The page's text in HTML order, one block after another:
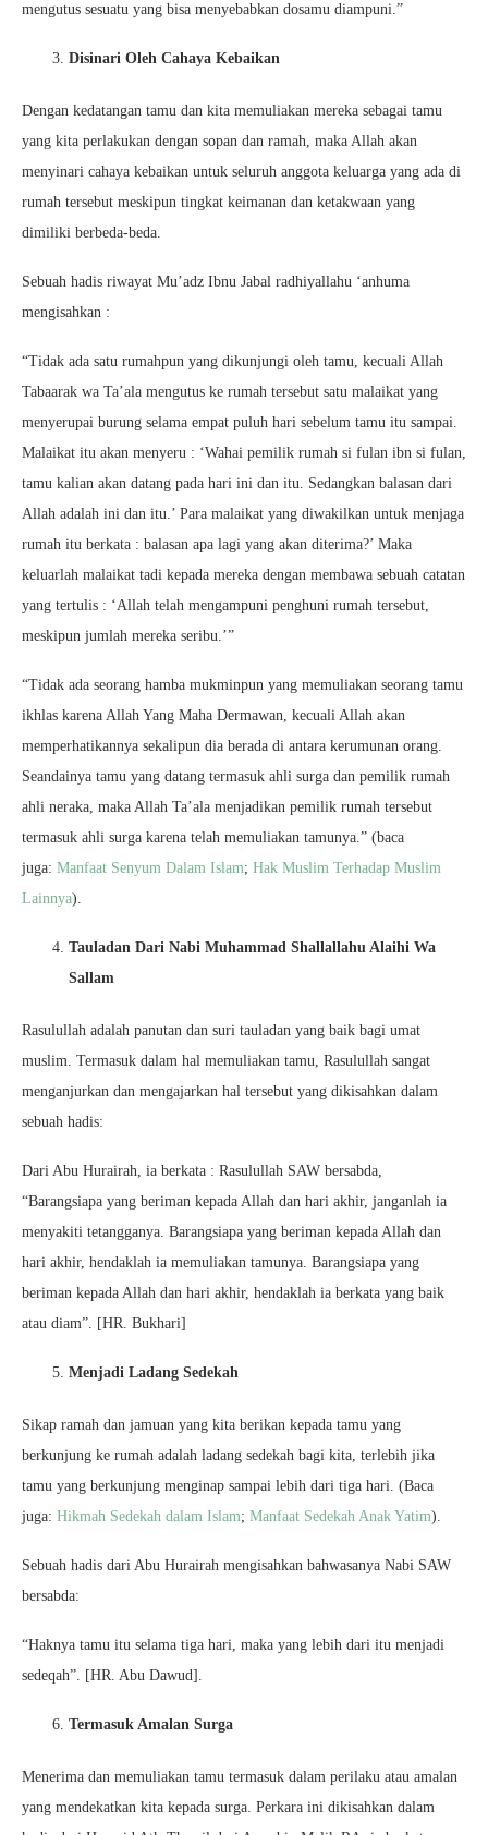
mengutus sesuatu yang bisa menyebabkan dosamu diampuni.”
Disinari Oleh Cahaya Kebaikan
Dengan kedatangan tamu dan kita memuliakan mereka sebagai tamu
yang kita perlakukan dengan sopan dan ramah, maka Allah akan
menyinari cahaya kebaikan untuk seluruh anggota keluarga yang ada di
rumah tersebut meskipun tingkat keimanan dan ketakwaan yang
dimiliki berbeda-beda.
Sebuah hadis riwayat Mu’adz Ibnu Jabal radhiyallahu ‘anhuma
mengisahkan :
“Tidak ada satu rumahpun yang dikunjungi oleh tamu, kecuali Allah
Tabaarak wa Ta’ala mengutus ke rumah tersebut satu malaikat yang
menyerupai burung selama empat puluh hari sebelum tamu itu sampai.
Malaikat itu akan menyeru : ‘Wahai pemilik rumah si fulan ibn si fulan,
tamu kalian akan datang pada hari ini dan itu. Sedangkan balasan dari
Allah adalah ini dan itu.’ Para malaikat yang diwakilkan untuk menjaga
rumah itu berkata : balasan apa lagi yang akan diterima?’ Maka
keluarlah malaikat tadi kepada mereka dengan membawa sebuah catatan
yang tertulis : ‘Allah telah mengampuni penghuni rumah tersebut,
meskipun jumlah mereka seribu.’”
“Tidak ada seorang hamba mukminpun yang memuliakan seorang tamu
ikhlas karena Allah Yang Maha Dermawan, kecuali Allah akan
memperhatikannya sekalipun dia berada di antara kerumunan orang.
Seandainya tamu yang datang termasuk ahli surga dan pemilik rumah
ahli neraka, maka Allah Ta’ala menjadikan pemilik rumah tersebut
termasuk ahli surga karena telah memuliakan tamunya.” (baca
juga: Manfaat Senyum Dalam Islam; Hak Muslim Terhadap Muslim
Lainnya).
Tauladan Dari Nabi Muhammad Shallallahu Alaihi Wa
Sallam
Rasulullah adalah panutan dan suri tauladan yang baik bagi umat
muslim. Termasuk dalam hal memuliakan tamu, Rasulullah sangat
menganjurkan dan mengajarkan hal tersebut yang dikisahkan dalam
sebuah hadis:
Dari Abu Hurairah, ia berkata : Rasulullah SAW bersabda,
“Barangsiapa yang beriman kepada Allah dan hari akhir, janganlah ia
menyakiti tetangganya. Barangsiapa yang beriman kepada Allah dan
hari akhir, hendaklah ia memuliakan tamunya. Barangsiapa yang
beriman kepada Allah dan hari akhir, hendaklah ia berkata yang baik
atau diam”. [HR. Bukhari]
Menjadi Ladang Sedekah
Sikap ramah dan jamuan yang kita berikan kepada tamu yang
berkunjung ke rumah adalah ladang sedekah bagi kita, terlebih jika
tamu yang berkunjung menginap sampai lebih dari tiga hari. (Baca
juga: Hikmah Sedekah dalam Islam; Manfaat Sedekah Anak Yatim).
Sebuah hadis dari Abu Hurairah mengisahkan bahwasanya Nabi SAW
bersabda:
“Haknya tamu itu selama tiga hari, maka yang lebih dari itu menjadi
sedeqah”. [HR. Abu Dawud].
Termasuk Amalan Surga
Menerima dan memuliakan tamu termasuk dalam perilaku atau amalan
yang mendekatkan kita kepada surga. Perkara ini dikisahkan dalam